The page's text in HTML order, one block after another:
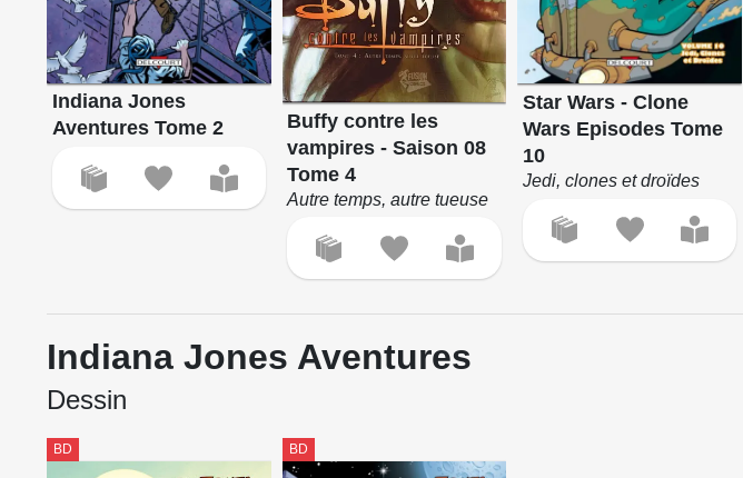
Indiana Jones
Aventures Tome 2
Buffy contre les
vampires - Saison 08
Tome 4
Autre temps, autre tueuse
Star Wars - Clone
Wars Episodes Tome
10
Jedi, clones et droïdes
Indiana Jones Aventures
Dessin
BD BD